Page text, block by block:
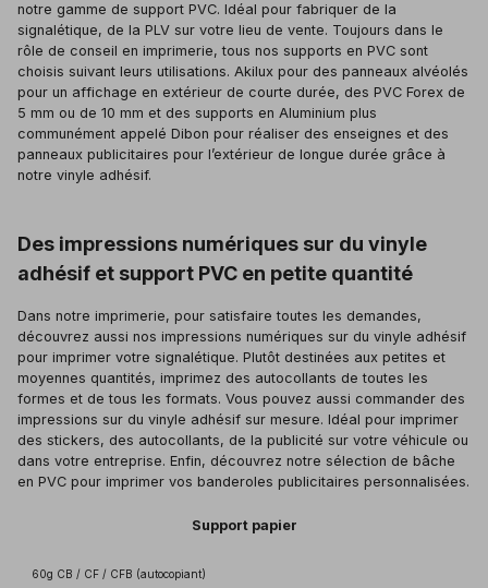
notre gamme de support PVC. Idéal pour fabriquer de la
signalétique, de la PLV sur votre lieu de vente. Toujours dans le
rôle de conseil en imprimerie, tous nos supports en PVC sont
choisis suivant leurs utilisations. Akilux pour des panneaux alvéolés
pour un affichage en extérieur de courte durée, des PVC Forex de
5 mm ou de 10 mm et des supports en Aluminium plus
communément appelé Dibon pour réaliser des enseignes et des
panneaux publicitaires pour l’extérieur de longue durée grâce à
notre vinyle adhésif.
Des impressions numériques sur du vinyle
adhésif et support PVC en petite quantité
Dans notre imprimerie, pour satisfaire toutes les demandes,
découvrez aussi nos impressions numériques sur du vinyle adhésif
pour imprimer votre signalétique. Plutôt destinées aux petites et
moyennes quantités, imprimez des autocollants de toutes les
formes et de tous les formats. Vous pouvez aussi commander des
impressions sur du vinyle adhésif sur mesure. Idéal pour imprimer
des stickers, des autocollants, de la publicité sur votre véhicule ou
dans votre entreprise. Enfin, découvrez notre sélection de bâche
en PVC pour imprimer vos banderoles publicitaires personnalisées.
Support papier
60g CB / CF / CFB (autocopiant)